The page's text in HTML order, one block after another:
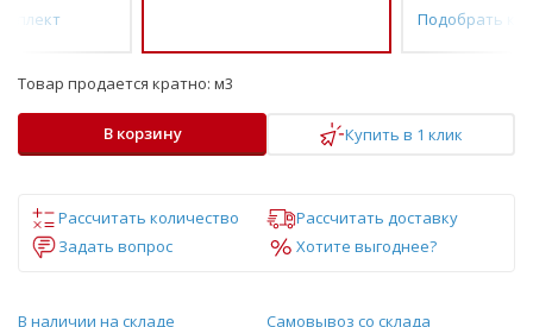
Подобрать
Товар продается кратно: м3
В корзину Купить в 1 клик
Рассчитать количество
Рассчитать доставку
Задать вопрос
Хотите выгоднее?
В наличии на складе
Самовывоз со склада